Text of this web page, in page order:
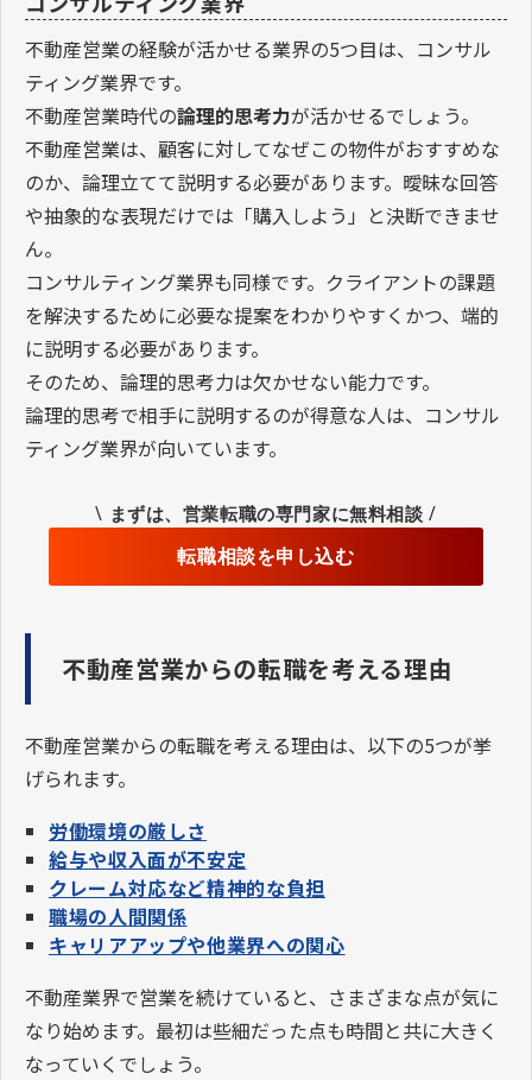
不動産営業の経験が活かせる業界の5つ目は、コンサル
ティング業界です。
不動産営業時代の論理的思考力が活かせるでしょう。
不動産営業は、顧客に対してなぜこの物件がおすすめな
のか、論理立てて説明する必要があります。曖昧な回答
や抽象的な表現だけでは「購入しよう」と決断できませ
ん。
コンサルティング業界も同様です。クライアントの課題
を解決するために必要な提案をわかりやすくかつ、端的
に説明する必要があります。
そのため、論理的思考力は欠かせない能力です。
論理的思考で相手に説明するのが得意な人は、コンサル
ティング業界が向いています。
\ まずは、営業転職の専門家に無料相談 /
転職相談を申し込む
不動産営業からの転職を考える理由
不動産営業からの転職を考える理由は、以下の5つが挙
げられます。
労働環境の厳しさ
給与や収入面が不安定
クレーム対応など精神的な負担
職場の人間関係
キャリアアップや他業界への関心
不動産業界で営業を続けていると、さまざまな点が気に
なり始めます。最初は些細だった点も時間と共に大きく
なっていくでしょう。